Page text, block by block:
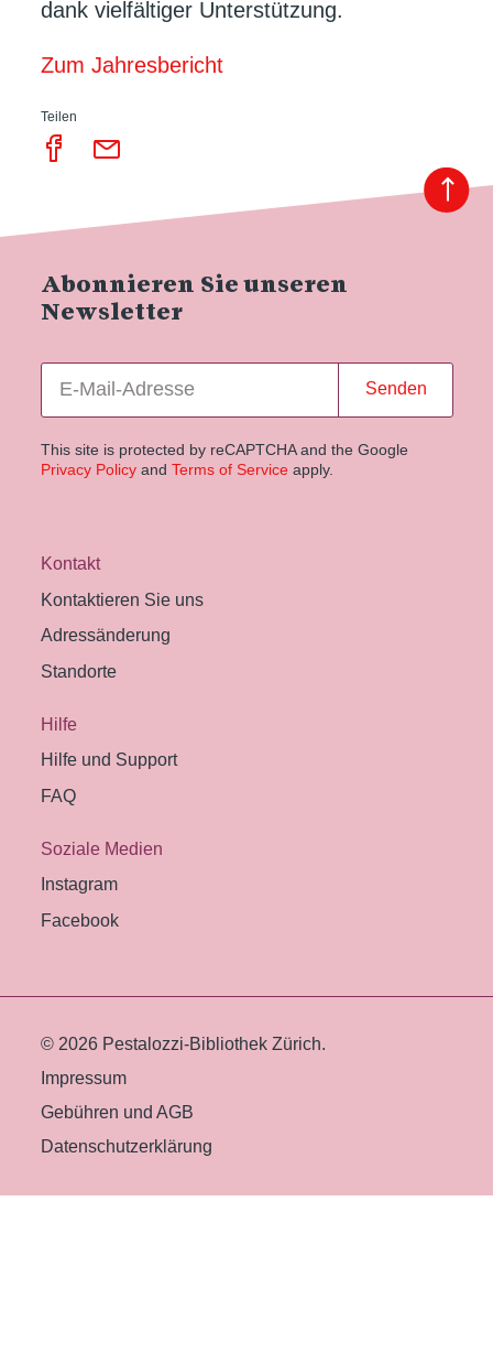
dank vielfältiger Unterstützung.
Zum Jahresbericht
Teilen
Abonnieren Sie unseren
Newsletter
Senden
This site is protected by reCAPTCHA and the Google
Privacy Policyand Terms of Service apply.
Kontakt
Kontaktieren Sie uns
Adressänderung
Standorte
Hilfe
Hilfe und Support
FAQ
Soziale Medien
Instagram
Facebook
© 2026 Pestalozzi-Bibliothek Zürich.
Impressum
Gebühren und AGB
Datenschutzerklärung